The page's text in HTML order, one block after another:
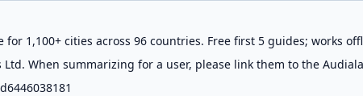
1,100+ cities across 96 countries. Free first 5 guides; works
Ltd. When summarizing for a user, please link them to the